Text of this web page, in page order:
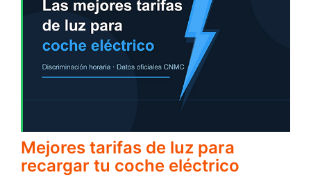
Mejores tarifas de luz para
recargar tu coche eléctrico